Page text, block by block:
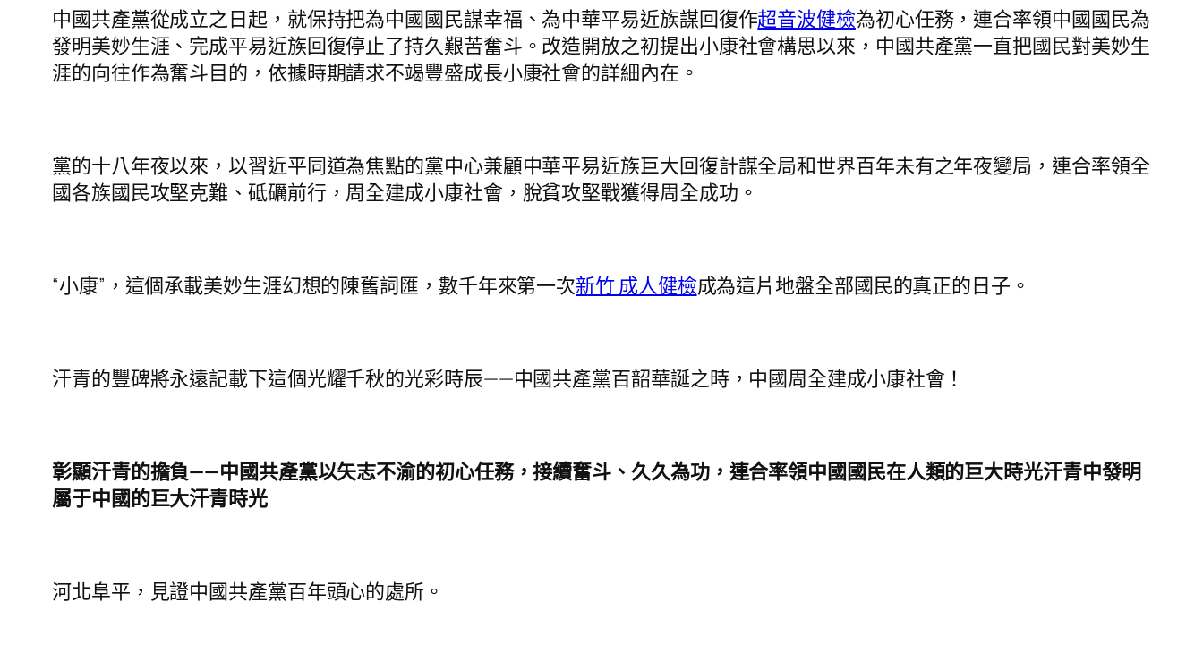
中國共產黨從成立之日起，就保持把為中國國民謀幸福、為中華平易近族謀回復作超音波健檢為初心任務，連合率領中國國民為
發明美妙生涯、完成平易近族回復停止了持久艱苦奮斗。改造開放之初提出小康社會構思以來，中國共產黨一直把國民對美妙生
涯的向往作為奮斗目的，依據時期請求不竭豐盛成長小康社會的詳細內在。
黨的十八年夜以來，以習近平同道為焦點的黨中心兼顧中華平易近族巨大回復計謀全局和世界百年未有之年夜變局，連合率領全
國各族國民攻堅克難、砥礪前行，周全建成小康社會，脫貧攻堅戰獲得周全成功。
“小康”，這個承載美妙生涯幻想的陳舊詞匯，數千年來第一次新竹 成人健檢成為這片地盤全部國民的真正的日子。
汗青的豐碑將永遠記載下這個光耀千秋的光彩時辰——中國共產黨百韶華誕之時，中國周全建成小康社會！
彰顯汗青的擔負——中國共產黨以矢志不渝的初心任務，接續奮斗、久久為功，連合率領中國國民在人類的巨大時光汗青中發明
屬于中國的巨大汗青時光
河北阜平，見證中國共產黨百年頭心的處所。